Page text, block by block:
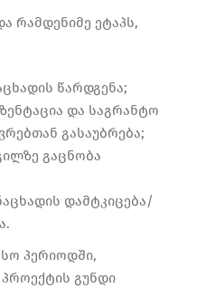
რამდენიმე ეტაპს,
წარდგენა;
და საგრანტო
გასაუბრება;
გაცნობა
დამტკიცება/
პერიოდში,
გუნდი